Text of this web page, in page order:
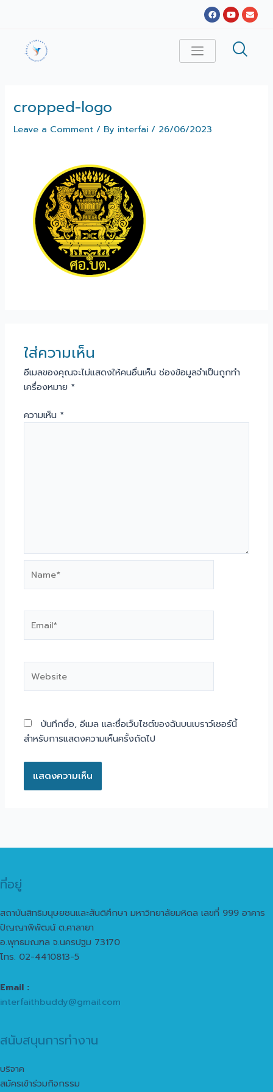
Facebook
Youtube
cropped-logo
Leave a Comment / By interfai/ 26/06/2023
ใส่ความเห็น
อีเมลของคุณจะไม่แสดงให้คนอื่นเห็น ช่องข้อมูลจำเป็นถูกทำ
เครื่องหมาย *
ความเห็น *
บันทึกชื่อ, อีเมล และชื่อเว็บไซต์ของฉันบนเบราว์เซอร์นี้
สำหรับการแสดงความเห็นครั้งถัดไป
ที่อยู่
สถาบันสิทธิมนุษยชนและสันติศึกษา มหาวิทยาลัยมหิดล เลขที่ 999 อาคาร
ปัญญาพิพัฒน์ ต.ศาลายา
อ.พุทธมณฑล จ.นครปฐม 73170
โทร. 02-4410813-5
Email :
interfaithbuddy@gmail.com
สนับสนุนการทำงาน
บริจาค
สมัครเข้าร่วมกิจกรรม